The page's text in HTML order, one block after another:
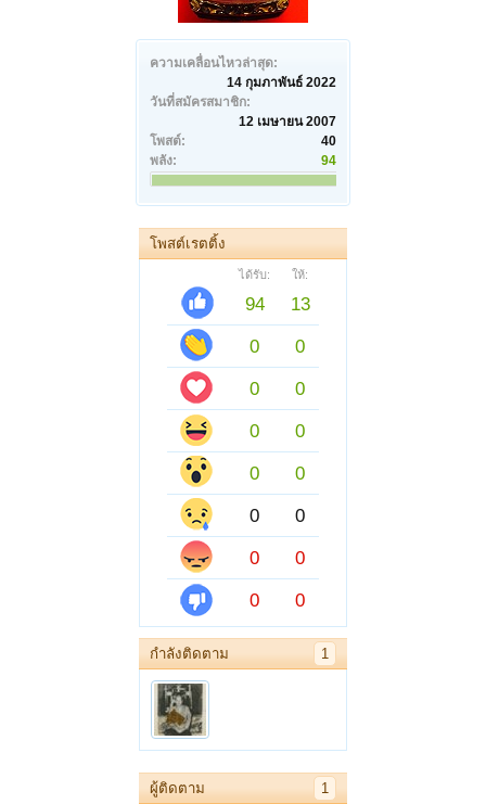
ความเคลื่อนไหวล่าสุด:
14 กุมภาพันธ์ 2022
วันที่สมัครสมาชิก:
12 เมษายน 2007
โพสต์:
40
พลัง:
94
โพสต์เรตติ้ง
ได้รับ: ให้:
94
13
0
0
0
0
0
0
0
0
0
0
0
0
0
0
กำลังติดตาม 1
ผู้ติดตาม 1